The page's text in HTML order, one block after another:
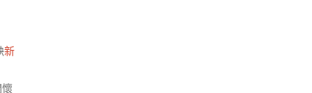
新
懷